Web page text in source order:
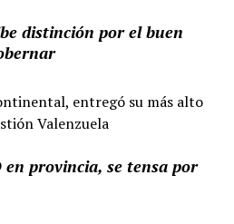
distinción por el buen
entregó su más alto
Valenzuela
en provincia, se tensa por